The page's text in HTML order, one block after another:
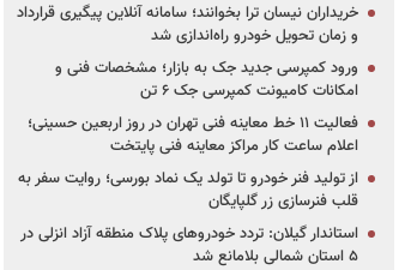
خریداران نیسان ترا بخوانند؛ سامانه آنلاین پیگیری قرارداد
و زمان تحویل خودرو راه‌اندازی شد
ورود کمپرسی جدید جک به بازار؛ مشخصات فنی و
امکانات کامیونت کمپرسی جک ۶ تن
فعالیت ۱۱ خط معاینه فنی تهران در روز اربعین حسینی؛
اعلام ساعت کار مراکز معاینه فنی پایتخت
از تولید فنر خودرو تا تولد یک نماد بورسی؛ روایت سفر به
قلب فنرسازی زر گلپایگان
استاندار گیلان: تردد خودروهای پلاک منطقه آزاد انزلی در
۵ استان شمالی بلامانع شد